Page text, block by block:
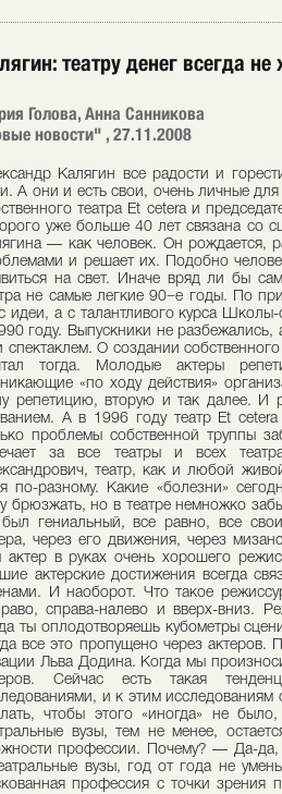
театру денег всегда не
Голова, Анна Санникова
новости" , 27.11.2008
Калягин все радости и
А они и есть свои, очень личные
театра Et cetera и
уже больше 40 лет связана со
— как человек. Он рождается,
и решает их. Подобно
на свет. Иначе вряд ли бы
не самые легкие 90−е годы. По
идеи, а с талантливого курса
году. Выпускники не разбежались,
спектаклем. О создании
тогда. Молодые актеры
«по ходу действия»
репетицию, вторую и так далее. И
А в 1996 году театр Et
проблемы собственной труппы
за все театры и всех
театр, как и любой
по-разному. Какие «болезни»
брюзжать, но в театре немножко
гениальный, все равно, все
через его движения, через
актер в руках очень хорошего
актерские достижения всегда
И наоборот. Что такое
справа-налево и вверх-вниз.
ты оплодотворяешь кубометры
все это пропущено через
Льва Додина. Когда мы
Сейчас есть такая
и к этим исследованиям
чтобы этого «иногда» не
вузы, тем не менее,
профессии. Почему? — Да-да,
вузы, год от года не
профессия с точки зрения